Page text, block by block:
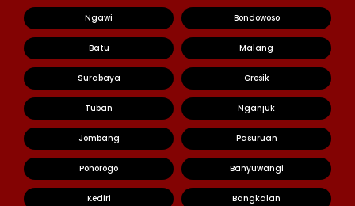
Ngawi Bondowoso
Batu Malang
Surabaya Gresik
Tuban Nganjuk
Jombang Pasuruan
Ponorogo Banyuwangi
Kediri Bangkalan